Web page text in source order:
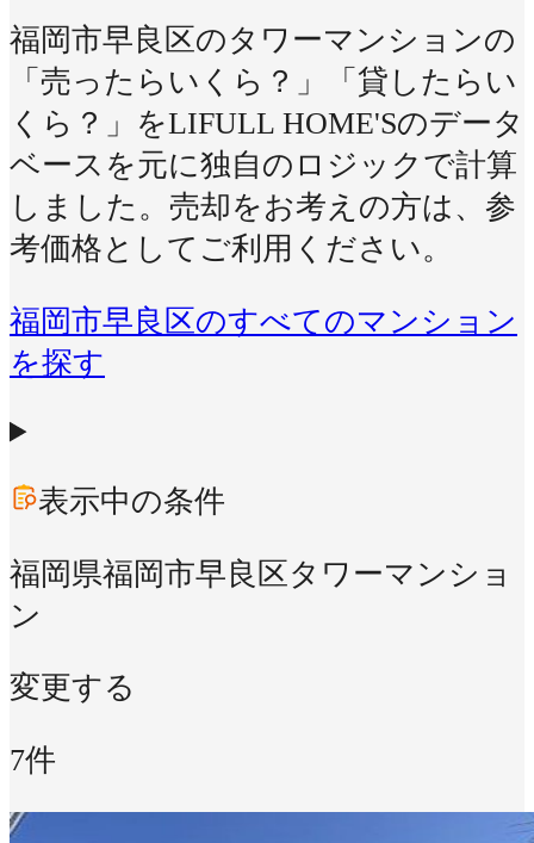
福岡市早良区のタワーマンションの
「売ったらいくら？」「貸したらい
くら？」をLIFULL HOME'Sのデータ
ベースを元に独自のロジックで計算
しました。売却をお考えの方は、参
考価格としてご利用ください。
福岡市早良区のすべてのマンション
を探す
表示中の条件
福岡県福岡市早良区 タワーマンショ
ン
変更する
7件